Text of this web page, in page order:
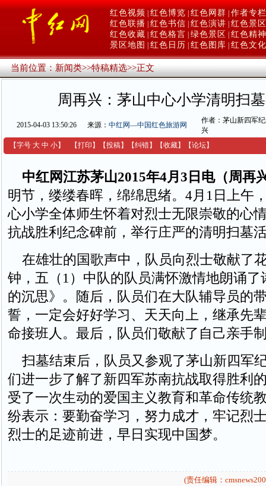
红色视频 红色博览 红色网群 作者专栏
红色联播 红色书信 红色演讲 红色景区
红色收藏 红色格言 绿色景区
红色精神
景区地图
红色日历 红色图库 红色文化
当前位置：新闻类>>特稿精选>>正文
周再兴：茅山中心小学清明扫
2015-04-03 13:50:26 来源： 中红网—中国红色旅游网
作者：茅山新四军
兴
【字号 大 中 小】 【打印 】 【投稿】 【纠错】 【收藏】 【论坛】
中红网江苏茅山2015年4月3日电（周再
明节，缕缕春晖，绵绵思绪。4月1日上午
心小学全体师生怀着对烈士无限崇敬的心
抗战胜利纪念碑前，举行庄严的清明扫墓
在雄壮的国歌声中，队员向烈士敬献了
钟，五（1）中队的队员满怀激情地朗诵了
的沉思》。随后，队员们在大队辅导员的
誓，一定会好好学习、天天向上，继承先
命接班人。最后，队员们敬献了自己亲手
扫墓结束后，队员又参观了茅山新四军
们进一步了解了新四军苏南抗战取得胜利
受了一次生动的爱国主义教育和革命传统
纷表示：要勤奋学习，努力成才，牢记烈
烈士的足迹前进，早日实现中国梦。
(责任编辑：